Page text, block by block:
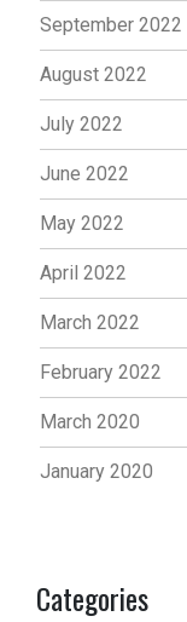
September 2022
August 2022
July 2022
June 2022
May 2022
April 2022
March 2022
February 2022
March 2020
January 2020
Categories